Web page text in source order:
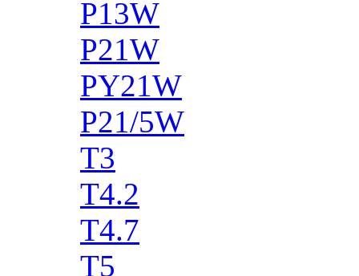
P13W
P21W
PY21W
P21/5W
T3
T4.2
T4.7
T5